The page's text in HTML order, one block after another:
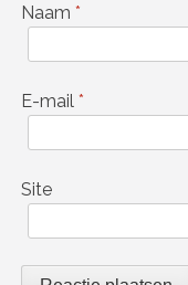
Naam *
E-mail *
Site